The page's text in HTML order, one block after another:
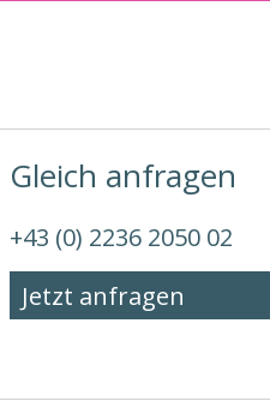
Gleich anfragen
+43 (0) 2236 2050 02
Jetzt anfragen